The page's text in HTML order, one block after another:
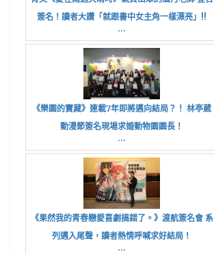
簽名！讀者大讚「就跟書中女主角一樣漂亮」!!
...
《樂園的寶藏》連載7年即將邁向結局？！ 林亭葳
動漫節簽名現場求婚動物園園長！
...
《果然我的青春戀愛喜劇搞錯了。》渡航簽名會 系
列邁入尾聲，讀者熱情呼喊求好結局！
...